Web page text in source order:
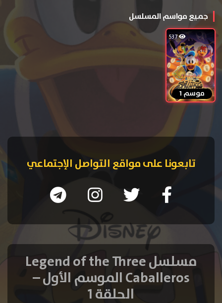
جميع مواسم المسلسل
537
موسم 1
تابعونا على مواقع التواصل الإجتماعي
مسلسل Legend of the Three
Caballeros الموسم الأول –
الحلقة 1